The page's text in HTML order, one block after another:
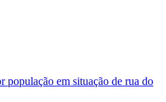
população em situação de rua do